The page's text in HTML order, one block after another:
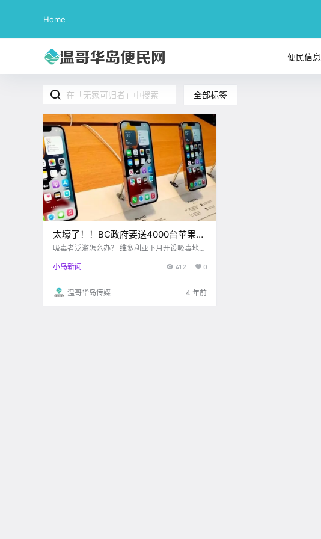
Home
便民信息
全部标签
太壕了！！BC政府要送4000台苹果手
机？！还把话费、手机壳全包了。。
吸毒者泛滥怎么办？ 维多利亚下月开设吸毒地点
人群一定不陌生了 他们当中也有不少人吸毒成瘾
致的死亡率.
小岛新闻 412 0
温哥华岛传媒 4 年前